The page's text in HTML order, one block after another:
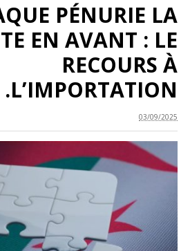
PÉNURIE LA
EN AVANT : LE
RECOURS À
L’IMPORTATION.
03/09/2025